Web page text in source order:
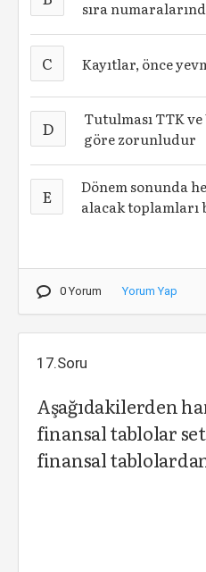
sıra
C Kayıtlar, önce
D
Tutulması TTK
göre zorunludur
E
Dönem sonunda
alacak
0 Yorum Yorum Yap
17.Soru
Aşağıdakilerden
finansal tablolar
finansal